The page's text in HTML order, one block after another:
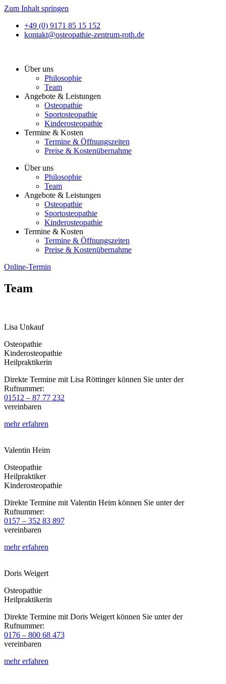
Zum Inhalt springen
+49 (0) 9171 85 15 152
kontakt@osteopathie-zentrum-roth.de
Über uns
Philosophie
Team
Angebote & Leistungen
Osteopathie
Sportosteopathie
Kinderosteopathie
Termine & Kosten
Termine & Öffnungszeiten
Preise & Kostenübernahme
Über uns
Philosophie
Team
Angebote & Leistungen
Osteopathie
Sportosteopathie
Kinderosteopathie
Termine & Kosten
Termine & Öffnungszeiten
Preise & Kostenübernahme
Online-Termin
Team
Lisa Unkauf
Osteopathie
Kinderosteopathie
Heilpraktikerin​
Direkte Termine mit Lisa Röttinger können Sie unter der
Rufnummer:
01512 – 87 77 232
vereinbaren
mehr erfahren
Valentin Heim
Osteopathie
Heilpraktiker​
Kinderosteopathie
Direkte Termine mit Valentin Heim können Sie unter der
Rufnummer:
0157 – 352 83 897
vereinbaren
mehr erfahren
Doris Weigert
Osteopathie
Heilpraktikerin
Direkte Termine mit Doris Weigert können Sie unter der
Rufnummer:
0176 – 800 68 473
vereinbaren
mehr erfahren